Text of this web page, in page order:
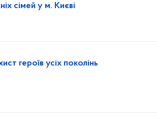
сімей у м. Києві
героїв усіх поколінь